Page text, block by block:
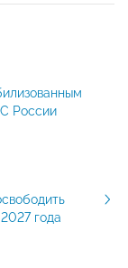
России
года